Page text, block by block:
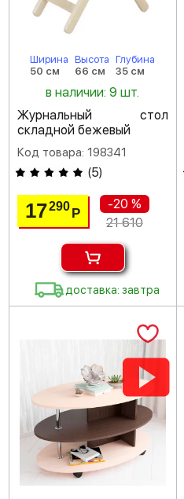
Ширина
50 см
Высота
66 см
Глубина
35 см
в наличии: 9 шт.
Журнальный стол
складной бежевый
Код товара: 198341
(5)
17290Р
-20 %
21 610
доставка: завтра